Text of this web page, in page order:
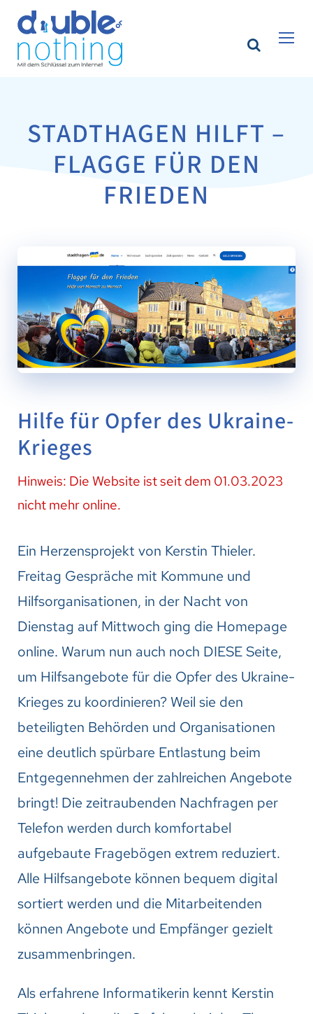
STADTHAGEN HILFT –
FLAGGE FÜR DEN
FRIEDEN
Hilfe für Opfer des Ukraine-
Krieges
Hinweis: Die Website ist seit dem 01.03.2023
nicht mehr online.
Ein Herzensprojekt von Kerstin Thieler.
Freitag Gespräche mit Kommune und
Hilfsorganisationen, in der Nacht von
Dienstag auf Mittwoch ging die Homepage
online. Warum nun auch noch DIESE Seite,
um Hilfsangebote für die Opfer des Ukraine-
Krieges zu koordinieren? Weil sie den
beteiligten Behörden und Organisationen
eine deutlich spürbare Entlastung beim
Entgegennehmen der zahlreichen Angebote
bringt! Die zeitraubenden Nachfragen per
Telefon werden durch komfortabel
aufgebaute Fragebögen extrem reduziert.
Alle Hilfsangebote können bequem digital
sortiert werden und die Mitarbeitenden
können Angebote und Empfänger gezielt
zusammenbringen.
Als erfahrene Informatikerin kennt Kerstin